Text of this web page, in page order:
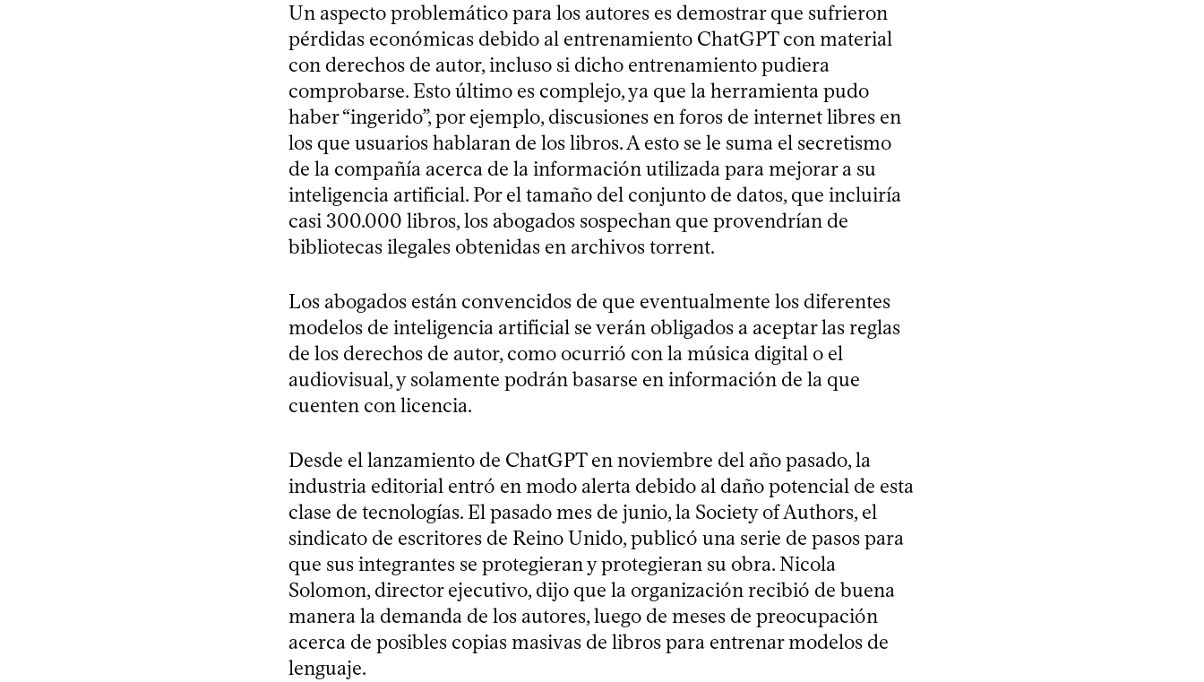
Un aspecto problemático para los autores es demostrar que sufrieron
pérdidas económicas debido al entrenamiento ChatGPT con material
con derechos de autor, incluso si dicho entrenamiento pudiera
comprobarse. Esto último es complejo, ya que la herramienta pudo
haber “ingerido”, por ejemplo, discusiones en foros de internet libres en
los que usuarios hablaran de los libros. A esto se le suma el secretismo
de la compañía acerca de la información utilizada para mejorar a su
inteligencia artificial. Por el tamaño del conjunto de datos, que incluiría
casi 300.000 libros, los abogados sospechan que provendrían de
bibliotecas ilegales obtenidas en archivos torrent.
Los abogados están convencidos de que eventualmente los diferentes
modelos de inteligencia artificial se verán obligados a aceptar las reglas
de los derechos de autor, como ocurrió con la música digital o el
audiovisual, y solamente podrán basarse en información de la que
cuenten con licencia.
Desde el lanzamiento de ChatGPT en noviembre del año pasado, la
industria editorial entró en modo alerta debido al daño potencial de esta
clase de tecnologías. El pasado mes de junio, la Society of Authors, el
sindicato de escritores de Reino Unido, publicó una serie de pasos para
que sus integrantes se protegieran y protegieran su obra. Nicola
Solomon, director ejecutivo, dijo que la organización recibió de buena
manera la demanda de los autores, luego de meses de preocupación
acerca de posibles copias masivas de libros para entrenar modelos de
lenguaje.